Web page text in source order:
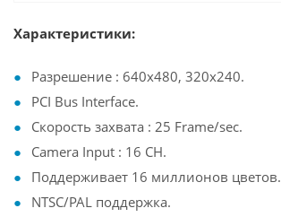
Характеристики:
Разрешение : 640x480, 320x240.
PCI Bus Interface.
Скорость захвата : 25 Frame/sec.
Camera Input : 16 CH.
Поддерживает 16 миллионов цветов.
NTSC/PAL поддержка.